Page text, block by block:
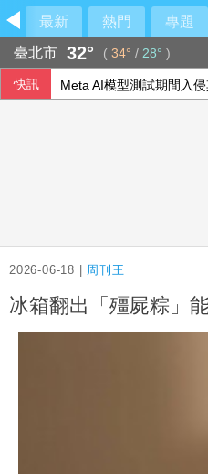
最新 熱門 專題
臺北市 32° ( 34° / 28° )
快訊 Meta AI模型測試期間入
2026-06-18 | 周刊王
冰箱翻出「殭屍粽」